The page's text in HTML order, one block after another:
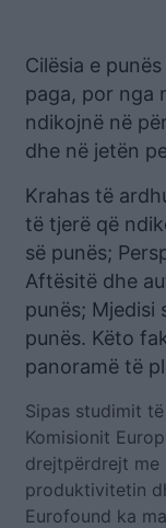
Cilësia e
paga, por nga
ndikojnë në
dhe në jetën
Krahas të
të tjerë që
së punës;
Aftësitë dhe
punës; Mjedisi
punës. Këto
panoramë të
Sipas studimit
Komisionit
drejtpërdrejt me
produktivitetin
Eurofound ka